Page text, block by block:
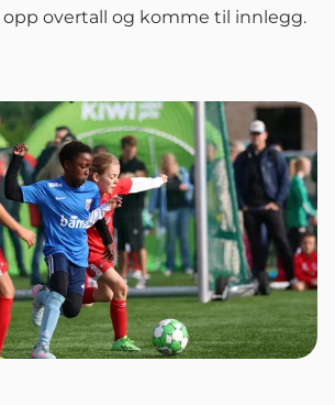
overtall og komme til innlegg.